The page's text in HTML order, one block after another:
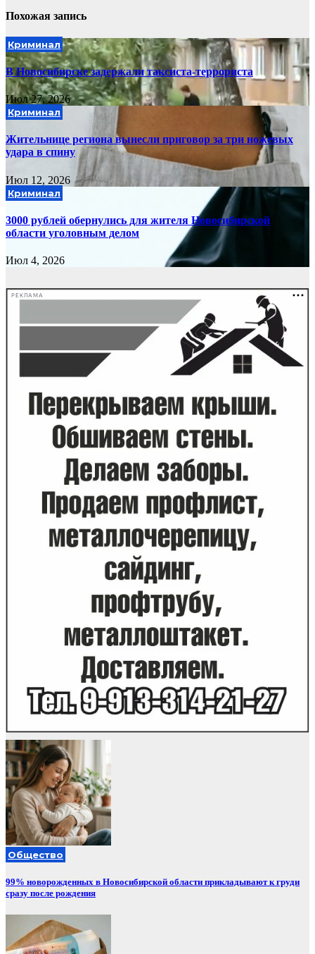
Похожая запись
Криминал
В Новосибирске задержали таксиста-террориста
Июл 27, 2026
Криминал
Жительнице региона вынесли приговор за три ножевых
удара в спину
Июл 12, 2026
Криминал
3000 рублей обернулись для жителя Новосибирской
области уголовным делом
Июл 4, 2026
РЕКЛАМА
Общество
99% новорожденных в Новосибирской области прикладывают к груди
сразу после рождения